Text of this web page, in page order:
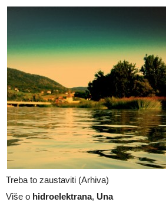
Treba to zaustaviti (Arhiva)
Više o hidroelektrana, Una